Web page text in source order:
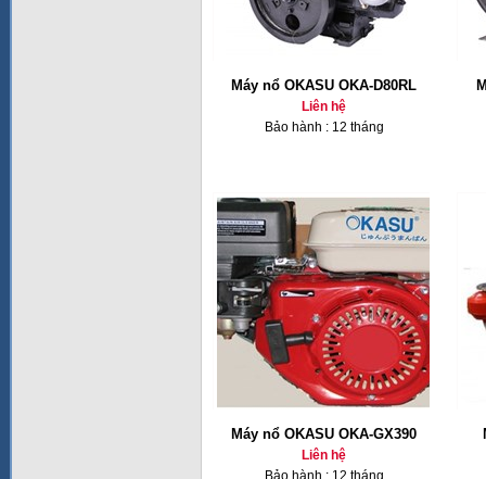
Máy nổ OKASU OKA-D80RL
Liên hệ
Bảo hành : 12 tháng
Máy nổ OKASU OKA-GX390
Liên hệ
Bảo hành : 12 tháng